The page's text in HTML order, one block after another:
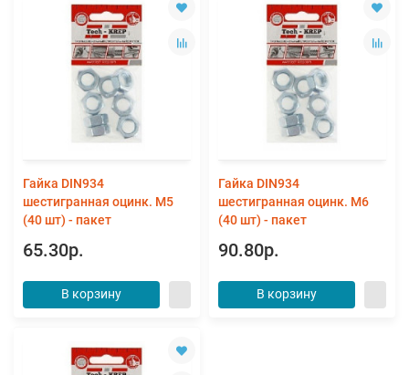
Гайка DIN934
шестигранная оцинк. М5
(40 шт) - пакет
65.30р.
В корзину
Гайка DIN934
шестигранная оцинк. М6
(40 шт) - пакет
90.80р.
В корзину